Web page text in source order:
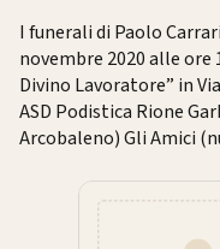
I funerali di Paolo
novembre 2020 alle ore
Divino Lavoratore” in
ASD Podistica Rione
Arcobaleno) Gli Amici